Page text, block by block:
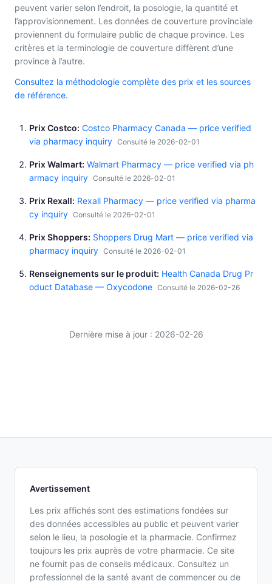
peuvent varier selon l’endroit, la posologie, la quantité et
l’approvisionnement. Les données de couverture provinciale
proviennent du formulaire public de chaque province. Les
critères et la terminologie de couverture diffèrent d’une
province à l’autre.
Consultez la méthodologie complète des prix et les sources
de référence.
Prix Costco Costco Pharmacy Canada — price verified
via pharmacy inquiry Consulté le 2026-02-01
Prix Walmart Walmart Pharmacy — price verified via ph
armacy inquiry Consulté le 2026-02-01
Prix Rexall Rexall Pharmacy — price verified via pharma
cy inquiry Consulté le 2026-02-01
Prix Shoppers Shoppers Drug Mart — price verified via
pharmacy inquiry Consulté le 2026-02-01
Renseignements sur le produit Health Canada Drug Pr
oduct Database — Oxycodone Consulté le 2026-02-26
Dernière mise à jour : 2026-02-26
Avertissement
Les prix affichés sont des estimations fondées sur
des données accessibles au public et peuvent varier
selon le lieu, la posologie et la pharmacie. Confirmez
toujours les prix auprès de votre pharmacie. Ce site
ne fournit pas de conseils médicaux. Consultez un
professionnel de la santé avant de commencer ou de